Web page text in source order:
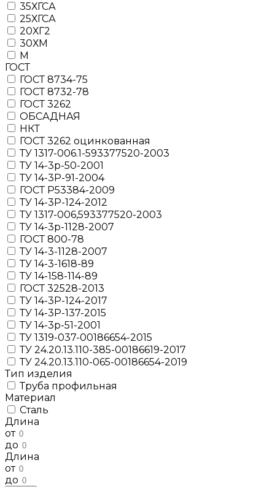
35ХГСА
25ХГСА
20ХГ2
30ХМ
М
ГОСТ
ГОСТ 8734-75
ГОСТ 8732-78
ГОСТ 3262
ОБСАДНАЯ
НКТ
ГОСТ 3262 оцинкованная
ТУ 1317-006.1-593377520-2003
ТУ 14-3р-50-2001
ТУ 14-3Р-91-2004
ГОСТ Р53384-2009
ТУ 14-3Р-124-2012
ТУ 1317-006,593377520-2003
ТУ 14-3р-1128-2007
ГОСТ 800-78
ТУ 14-3-1128-2007
ТУ 14-3-1618-89
ТУ 14-158-114-89
ГОСТ 32528-2013
ТУ 14-3Р-124-2017
ТУ 14-3Р-137-2015
ТУ 14-3р-51-2001
ТУ 1319-037-00186654-2015
ТУ 24.20.13.110-385-00186619-2017
ТУ 24.20.13.110-065-00186654-2019
Тип изделия
Труба профильная
Материал
Сталь
Длина
от
до
Длина
от
до